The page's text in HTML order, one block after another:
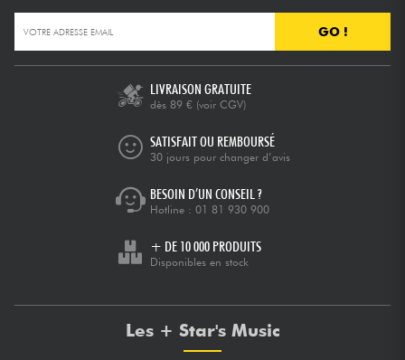
GO !
LIVRAISON GRATUITE
dès 89 € (voir CGV)
SATISFAIT OU REMBOURSÉ
30 jours pour changer d’avis
BESOIN D’UN CONSEIL ?
Hotline : 01 81 930 900
+ DE 10 000 PRODUITS
Disponibles en stock
Les + Star's Music